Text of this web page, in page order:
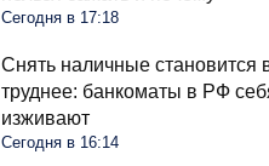
Сегодня в 17:18
Снять наличные становится
труднее: банкоматы в РФ
изживают
Сегодня в 16:14